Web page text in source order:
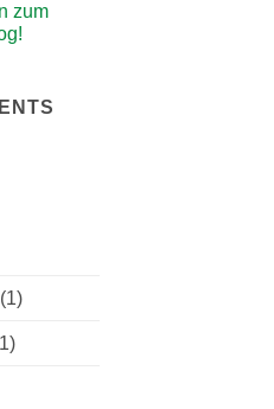
zum